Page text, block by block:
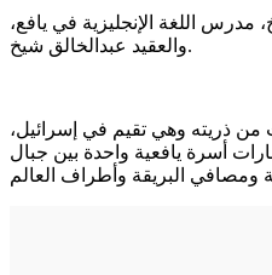
مدرس اللغة الإنجليزية في يافع،
والعقيد عبدالخالق شيخ.
ذريته وهي تقيم في إسرائيل،
أسرة يافعية واحدة بين جبال